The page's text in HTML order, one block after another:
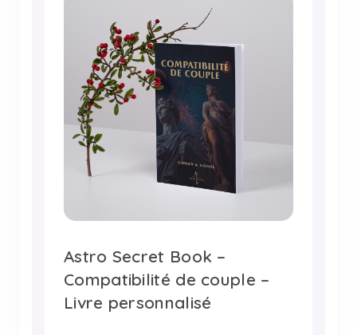
Astro Secret Book –
Compatibilité de couple –
Livre personnalisé